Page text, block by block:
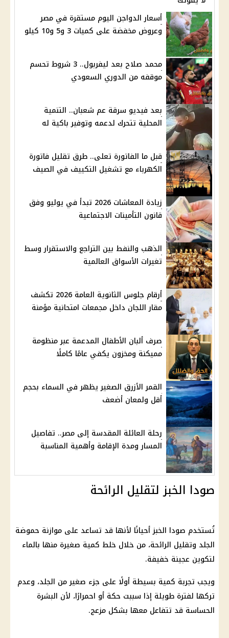
أسعار الدواجن اليوم مستقرة في مصر
وعروض مخفضة على كميات 3 و5 و10 كيلو
محمد صلاح بعد ليفربول.. 3 شروط تحسم
موقفه من الدوري السعودي
بعد فيديو سرقة عم شعبان.. التنمية
المحلية تتحرك لدعمه وتوفير باكية له
قبل ما الفاتورة تعلى.. طرق تقليل فاتورة
الكهرباء مع تشغيل التكييف في الصيف
زيادة المعاشات 2026 تبدأ في يوليو وفق
قانون التأمينات الاجتماعية
الذهب والنفط بين التراجع والاستقرار وسط
تغيرات الأسواق العالمية
أرقام جلوس الثانوية العامة 2026 تكشف
مقار اللجان داخل مجمعات امتحانية مؤمنة
صرف ألبان الأطفال المدعمة عبر منظومة
مميكنة ومخزون يكفي عامًا كاملًا
القمر الأزرق الصغير يظهر في السماء بحجم
أقل ولمعان أضعف
رحلة العائلة المقدسة إلى مصر.. تفاصيل
المسار ومدة الإقامة وأهمية المناسبة
صودا الخبز لتقليل الرائحة
تُستخدم صودا الخبز أحيانًا لأنها قد تساعد على موازنة حموضة
الجلد وتقليل الرائحة، من خلال خلط كمية صغيرة منها بالماء
لتكوين عجينة خفيفة.
ويجب تجربة كمية بسيطة أولًا على جزء صغير من الجلد، وعدم
تركها لفترة طويلة إذا سببت حكة أو احمرارًا، لأن البشرة
الحساسة قد تتفاعل معها بشكل مزعج.